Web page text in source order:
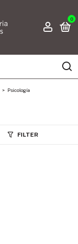
0
> Psicología
FILTER